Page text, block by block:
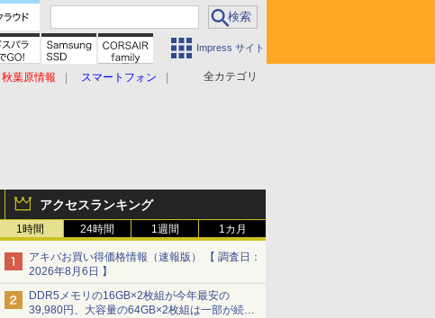
Impress サイト
全カテゴリ
秋葉原情報
スマートフォン
アクセスランキング
1時間 24時間 1週間 1カ月
アキバお買い得価格情報（速報版） 【 調査日：
2026年8月6日 】
DDR5メモリの16GB×2枚組が今年最安の
39,980円、大容量の64GB×2枚組は一部が続騰